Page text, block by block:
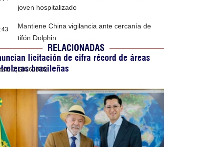
joven hospitalizado
Mantiene China vigilancia ante cercanía de
tifón Dolphin
RELACIONADAS
licitación de cifra récord de áreas
brasileñas
7, 202600:02